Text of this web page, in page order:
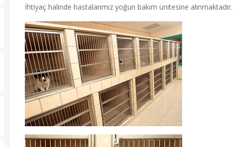
İhtiyaç halinde hastalarımız yoğun bakım ünitesine alınmaktadır.